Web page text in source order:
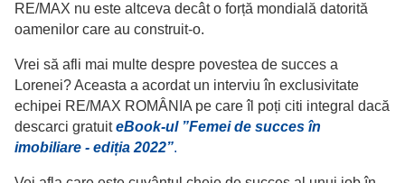
RE/MAX nu este altceva decât o forță mondială datorită
oamenilor care au construit-o.
Vrei să afli mai multe despre povestea de succes a
Lorenei? Aceasta a acordat un interviu în exclusivitate
echipei RE/MAX ROMÂNIA pe care îl poți citi integral dacă
descarci gratuiteBook-ul ”Femei de succes în
imobiliare - ediția 2022”.